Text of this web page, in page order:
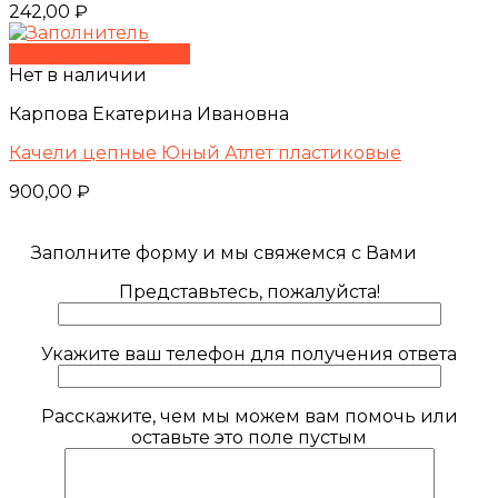
242,00 ₽
Нет в наличии
Карпова Екатерина Ивановна
Качели цепные Юный Атлет пластиковые
900,00 ₽
Заполните форму и мы свяжемся с Вами
Представьтесь, пожалуйста!
Укажите ваш телефон для получения ответа
Расскажите, чем мы можем вам помочь или
оставьте это поле пустым